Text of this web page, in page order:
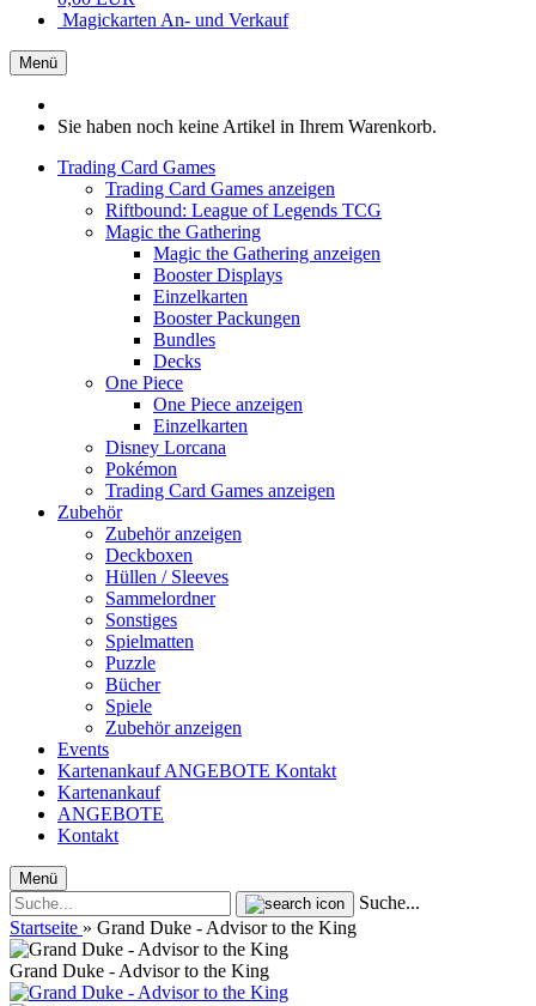
Magickarten An- und Verkauf
Menü
Sie haben noch keine Artikel in Ihrem Warenkorb.
Trading Card Games
Trading Card Games anzeigen
Riftbound: League of Legends TCG
Magic the Gathering
Magic the Gathering anzeigen
Booster Displays
Einzelkarten
Booster Packungen
Bundles
Decks
One Piece
One Piece anzeigen
Einzelkarten
Disney Lorcana
Pokémon
Trading Card Games anzeigen
Zubehör
Zubehör anzeigen
Deckboxen
Hüllen / Sleeves
Sammelordner
Sonstiges
Spielmatten
Puzzle
Bücher
Spiele
Zubehör anzeigen
Events
KartenankaufANGEBOTE Kontakt
Kartenankauf
ANGEBOTE
Kontakt
Menü
Suche...
Startseite » Grand Duke - Advisor to the King
Grand Duke - Advisor to the King